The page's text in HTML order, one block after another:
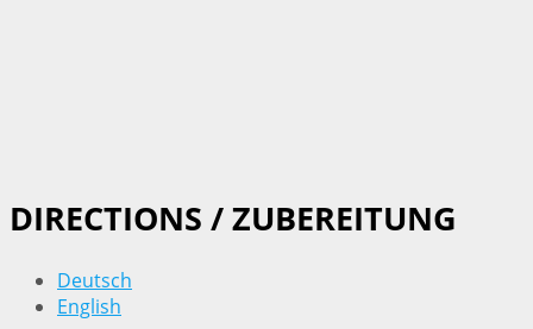
DIRECTIONS / ZUBEREITUNG
Deutsch
English